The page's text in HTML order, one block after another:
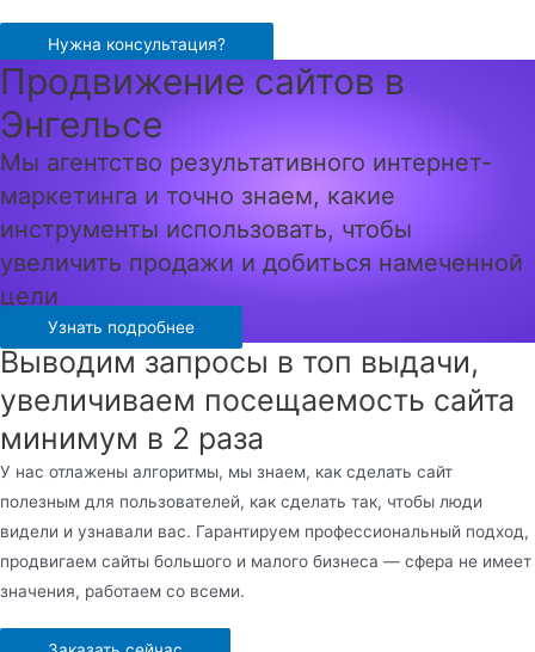
содержимому
Нужна консультация?
Продвижение сайтов в
Энгельсе
Мы агентство результативного интернет-
маркетинга и точно знаем, какие
инструменты использовать, чтобы
увеличить продажи и добиться намеченной
цели
Узнать подробнее
Выводим запросы в топ выдачи,
увеличиваем посещаемость сайта
минимум в 2 раза
У нас отлажены алгоритмы, мы знаем, как сделать сайт
полезным для пользователей, как сделать так, чтобы люди
видели и узнавали вас. Гарантируем профессиональный подход,
продвигаем сайты большого и малого бизнеса — сфера не имеет
значения, работаем со всеми.